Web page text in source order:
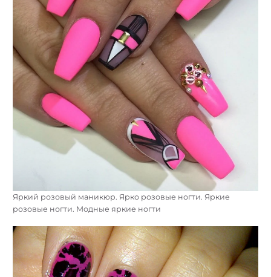
Яркий розовый маникюр. Ярко розовые ногти. Яркие
розовые ногти. Модные яркие ногти